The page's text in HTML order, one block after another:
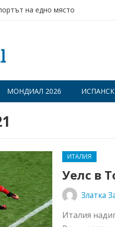
на едно място
МОНДИАЛ 2026
ИТАЛИЯ
Уелс в
Златка
Италия